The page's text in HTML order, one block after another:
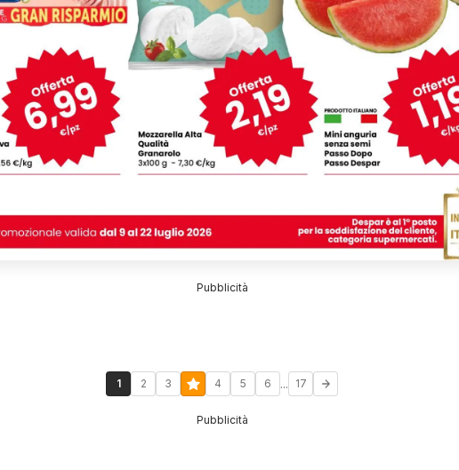
Pubblicità
1 2 3 4 5 6 ... 17
Pubblicità